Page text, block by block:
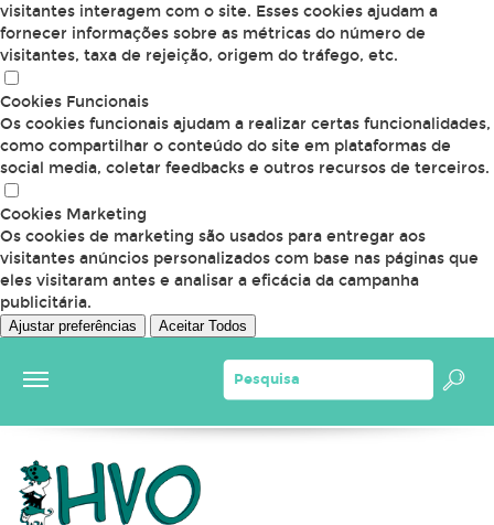
visitantes interagem com o site. Esses cookies ajudam a
fornecer informações sobre as métricas do número de
visitantes, taxa de rejeição, origem do tráfego, etc.
Cookies Funcionais
Os cookies funcionais ajudam a realizar certas funcionalidades,
como compartilhar o conteúdo do site em plataformas de
social media, coletar feedbacks e outros recursos de terceiros.
Cookies Marketing
Os cookies de marketing são usados para entregar aos
visitantes anúncios personalizados com base nas páginas que
eles visitaram antes e analisar a eficácia da campanha
publicitária.
Ajustar preferências Aceitar Todos